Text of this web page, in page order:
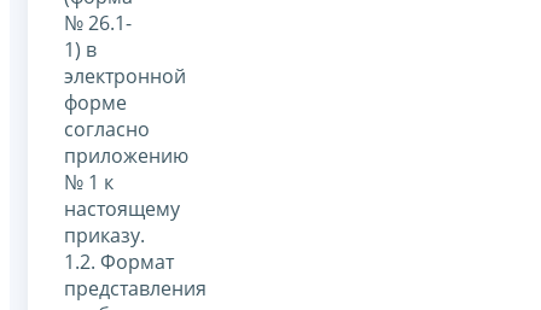
№ 26.1-
1) в
электронной
форме
согласно
приложению
№ 1 к
настоящему
приказу.
1.2. Формат
представления